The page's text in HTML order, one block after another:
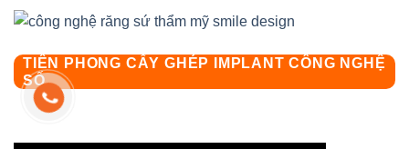
TIÊN PHONG CẤY GHÉP IMPLANT CÔNG NGHỆ
SỐ